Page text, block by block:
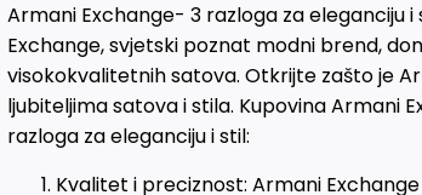
Armani Exchange- 3 razloga za eleganciju
Exchange, svjetski poznat modni brend,
visokokvalitetnih satova. Otkrijte zašto je
ljubiteljima satova i stila. Kupovina Armani
razloga za eleganciju i stil:
Kvalitet i preciznost: Armani